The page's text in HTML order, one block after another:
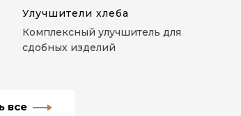
Улучшители хлеба
Комплексный улучшитель для
сдобных изделий
все